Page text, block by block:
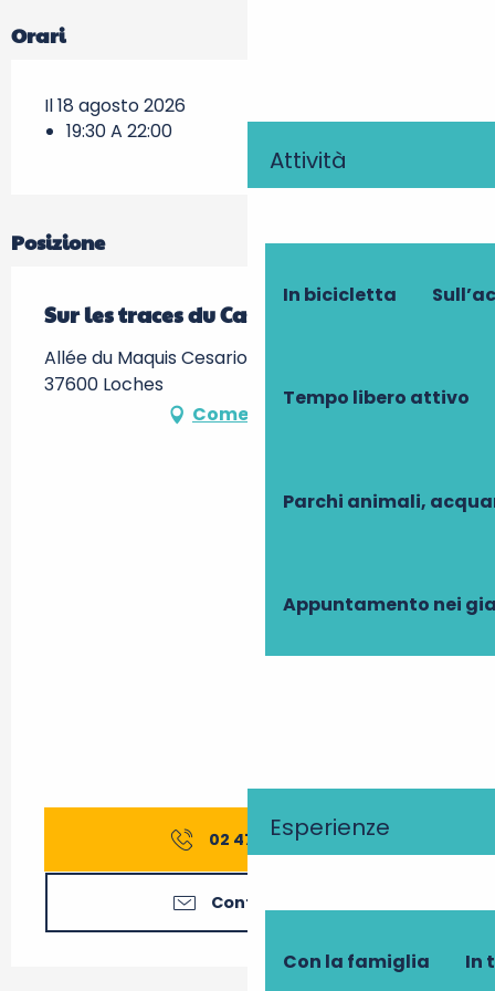
Attività
In bicicletta
Tempo libero attivo
Parchi animali,
Appuntamento nei
Esperienze
Con la famiglia In
Orari
Il 18 agosto 2026
19:30 A 22:00
Posizione
Sur les traces du Castor
Allée du Maquis Cesario, les prairies du Roy -,
37600 Loches
Come arrivare
02 47 91 82▒▒
Contattateci